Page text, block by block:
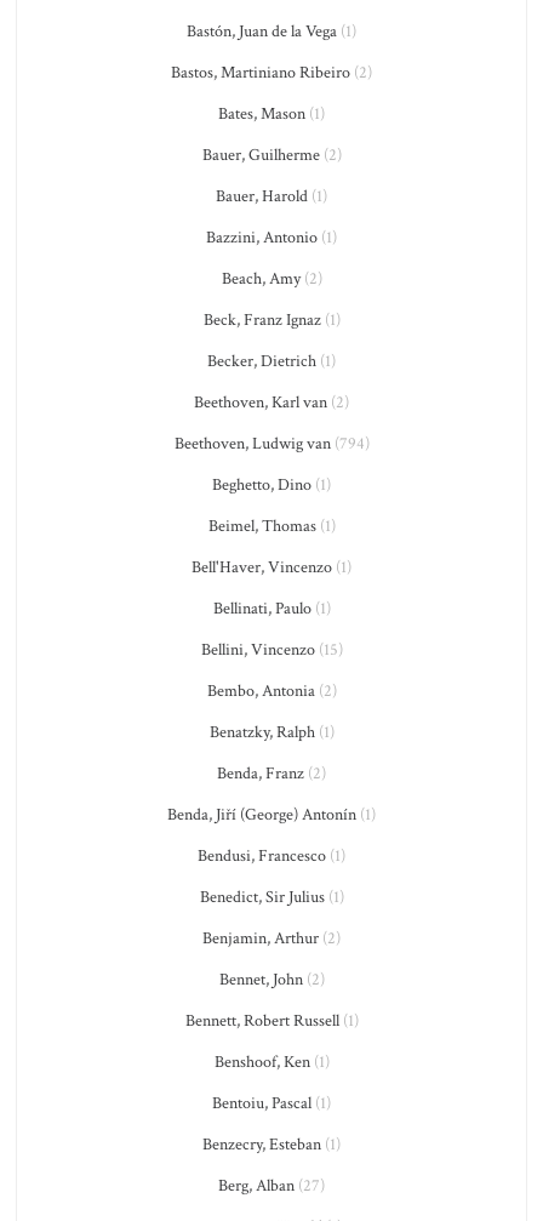
Bastón, Juan de la Vega (1)
Bastos, Martiniano Ribeiro (2)
Bates, Mason (1)
Bauer, Guilherme(2)
Bauer, Harold (1)
Bazzini, Antonio (1)
Beach, Amy(2)
Beck, Franz Ignaz(1)
Becker, Dietrich (1)
Beethoven, Karl van (2)
Beethoven, Ludwig van(794)
Beghetto, Dino (1)
Beimel, Thomas(1)
Bell'Haver, Vincenzo (1)
Bellinati, Paulo(1)
Bellini, Vincenzo(15)
Bembo, Antonia(2)
Benatzky, Ralph(1)
Benda, Franz (2)
Benda, Jiří (George) Antonín (1)
Bendusi, Francesco (1)
Benedict, Sir Julius(1)
Benjamin, Arthur (2)
Bennet, John(2)
Bennett, Robert Russell(1)
Benshoof, Ken(1)
Bentoiu, Pascal (1)
Benzecry, Esteban (1)
Berg, Alban (27)